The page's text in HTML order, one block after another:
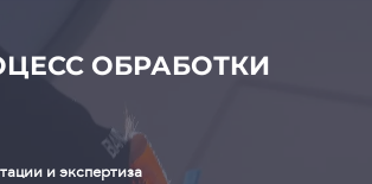
ОБРАБОТКИ
и экспертиза